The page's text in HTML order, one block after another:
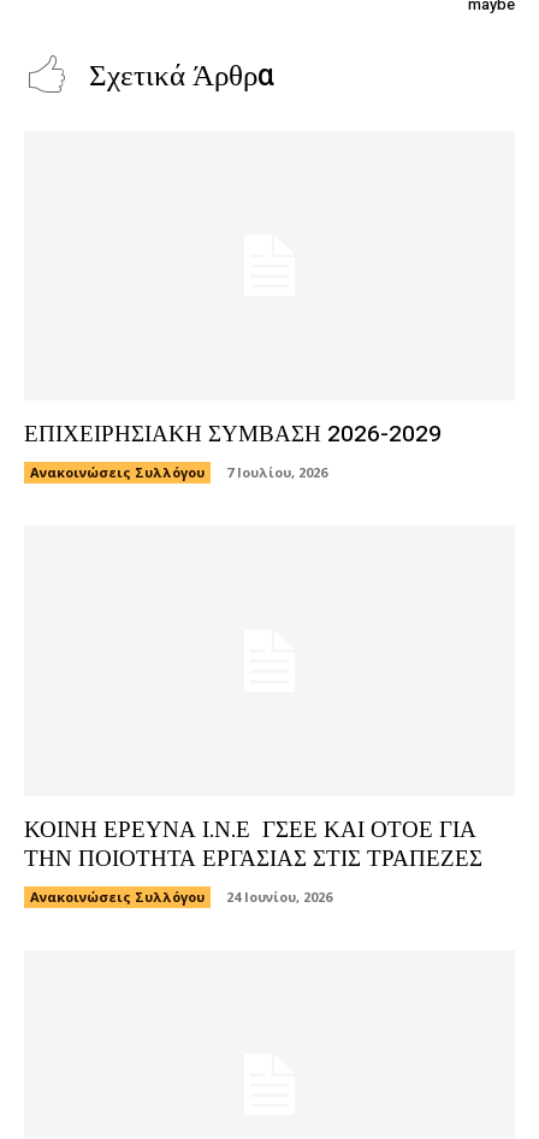
Σχετικά Άρθρα
ΕΠΙΧΕΙΡΗΣΙΑΚΗ ΣΥΜΒΑΣΗ 2026-2029
Ανακοινώσεις Συλλόγου 7 Ιουλίου, 2026
ΚΟΙΝΗ ΕΡΕΥΝΑ Ι.Ν.Ε ΓΣΕΕ ΚΑΙ ΟΤΟΕ ΓΙΑ
ΤΗΝ ΠΟΙΟΤΗΤΑ ΕΡΓΑΣΙΑΣ ΣΤΙΣ ΤΡΑΠΕΖΕΣ
Ανακοινώσεις Συλλόγου 24 Ιουνίου, 2026